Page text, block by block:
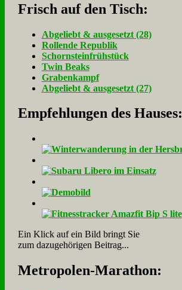
Frisch auf den Tisch:
Ab­ge­liebt & aus­ge­setzt (28)
Rol­len­de Re­pu­blik
Schorn­stein­früh­stück
Twin Beaks
Gra­ben­kampf
Ab­ge­liebt & aus­ge­setzt (27)
Empfehlungen des Hauses:
Ein Klick auf ein Bild bringt Sie
zum dazugehörigen Beitrag...
Me­tro­po­len-Ma­ra­thon: